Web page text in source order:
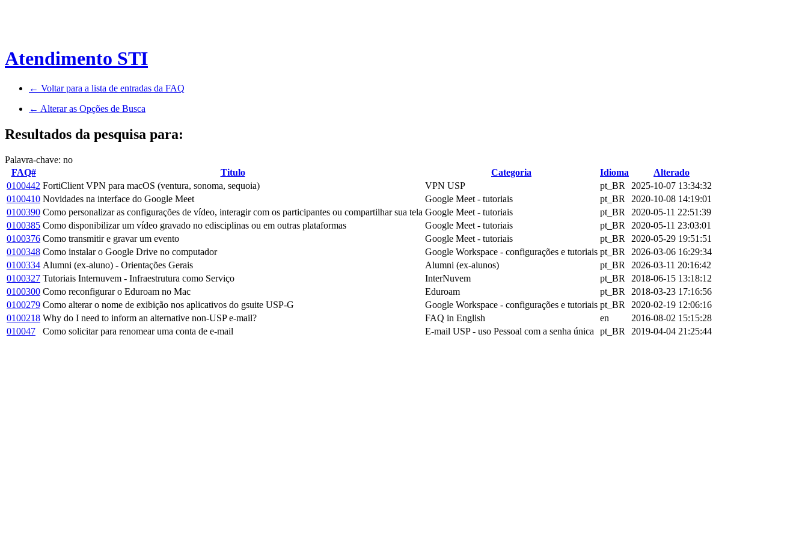
Atendimento STI
← Voltar para a lista de entradas da FAQ
← Alterar as Opções de Busca
Resultados da pesquisa para:
Palavra-chave: no
FAQ#
Titulo Categoria Idioma
Alterado
0100442 FortiClient VPN para macOS (ventura, sonoma, sequoia) VPN USP pt_BR
2025-10-07 13:34:32
0100410 Novidades na interface do Google Meet Google Meet - tutoriais pt_BR
2020-10-08 14:19:01
0100390 Como personalizar as configurações de vídeo, interagir com os participantes ou compartilhar sua tela Google Meet - tutoriais pt_BR
2020-05-11 22:51:39
0100385 Como disponibilizar um vídeo gravado no edisciplinas ou em outras plataformas Google Meet - tutoriais pt_BR
2020-05-11 23:03:01
0100376 Como transmitir e gravar um evento Google Meet - tutoriais pt_BR
2020-05-29 19:51:51
0100348 Como instalar o Google Drive no computador Google Workspace - configurações e tutoriais pt_BR
2026-03-06 16:29:34
0100334 Alumni (ex-aluno) - Orientações Gerais Alumni (ex-alunos) pt_BR
2026-03-11 20:16:42
0100327 Tutoriais Internuvem - Infraestrutura como Serviço InterNuvem pt_BR
2018-06-15 13:18:12
0100300 Como reconfigurar o Eduroam no Mac Eduroam pt_BR
2018-03-23 17:16:56
0100279 Como alterar o nome de exibição nos aplicativos do gsuite USP-G Google Workspace - configurações e tutoriais pt_BR
2020-02-19 12:06:16
0100218 Why do I need to inform an alternative non-USP e-mail? FAQ in English en
2016-08-02 15:15:28
010047
Como solicitar para renomear uma conta de e-mail E-mail USP - uso Pessoal com a senha única pt_BR 2019-04-04 21:25:44